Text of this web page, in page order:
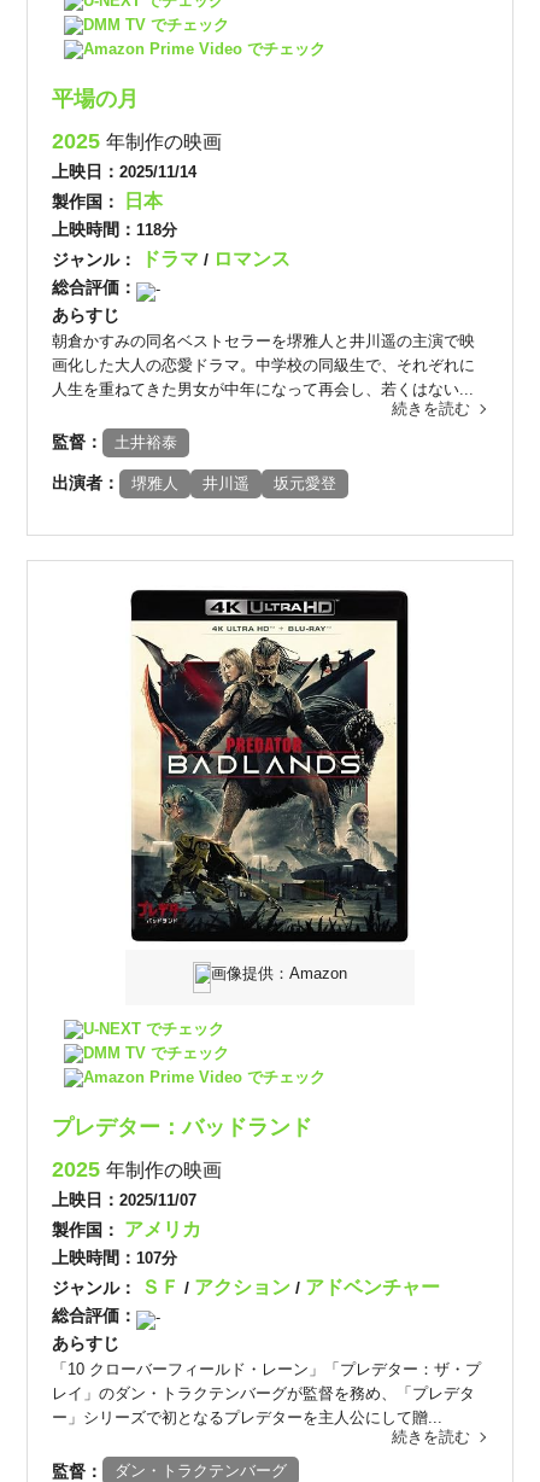
DMM TV でチェック
Amazon Prime Video でチェック
平場の月
2025年制作の映画
上映日：2025/11/14
製作国： 日本
上映時間： 118分
ジャンル： ドラマ/ ロマンス
総合評価： -
あらすじ
朝倉かすみの同名ベストセラーを堺雅人と井川遥の主演で映
画化した大人の恋愛ドラマ。中学校の同級生で、それぞれに
人生を重ねてきた男女が中年になって再会し、若くはない...
続きを読む
監督： 土井裕泰
出演者： 堺雅人 井川遥 坂元愛登
画像提供：Amazon
U-NEXT でチェック
DMM TV でチェック
Amazon Prime Video でチェック
プレデター：バッドランド
2025年制作の映画
上映日：2025/11/07
製作国： アメリカ
上映時間： 107分
ジャンル： ＳＦ/ アクション/ アドベンチャー
総合評価： -
あらすじ
「10 クローバーフィールド・レーン」「プレデター：ザ・プ
レイ」のダン・トラクテンバーグが監督を務め、「プレデタ
ー」シリーズで初となるプレデターを主人公にして贈...
続きを読む
監督： ダン・トラクテンバーグ